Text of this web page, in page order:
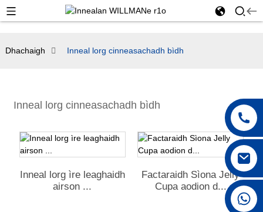
+86 18042297890
Dhachaigh Inneal lorg cinneasachadh bìdh
Inneal lorg cinneasachadh bìdh
Inneal lorg ìre leaghaidh
airson ...
Factaraidh Sìona Jelly
Cupa aodion d...